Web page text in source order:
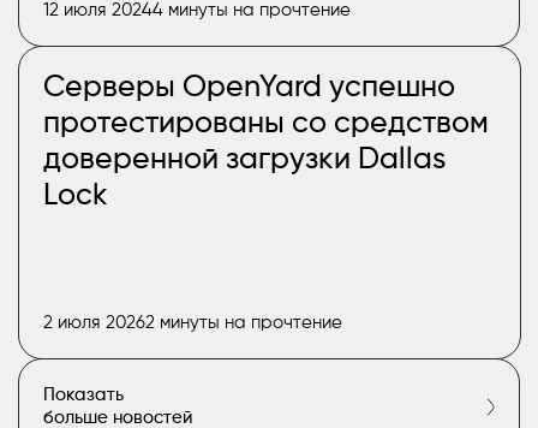
12 июля 20244 минуты на прочтение
Серверы OpenYard успешно
протестированы со средством
доверенной загрузки Dallas
Lock
2 июля 20262 минуты на прочтение
Показать
больше новостей